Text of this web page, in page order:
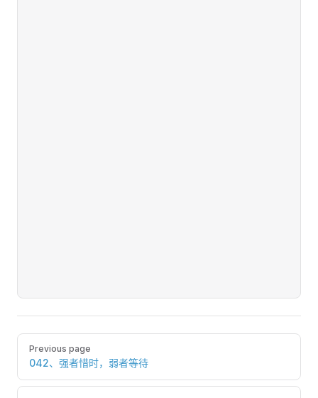
Pager
Previous page
042、强者惜时，弱者等待